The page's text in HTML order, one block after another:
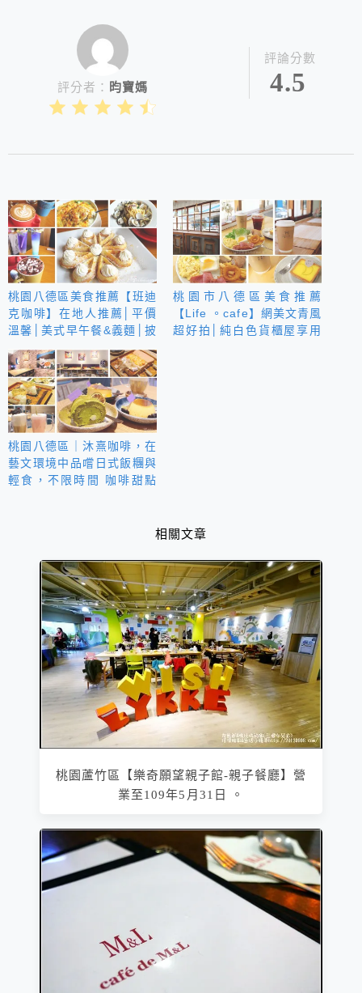
評分者： 昀寶媽
評論分數
4.5
桃園八德區美食推薦【班迪
克咖啡】在地人推薦│平價
溫馨│美式早午餐&義麵│披
薩&焗烤│咖啡鬆餅下午茶
桃園市八德區美食推薦
【Life 。cafe】網美文青風
超好拍│純白色貨櫃屋享用
桃園八德區｜沐熹咖啡，在
藝文環境中品嚐日式飯糰與
輕食，不限時間 咖啡甜點
相關文章
桃園蘆竹區【樂奇願望親子館-親子餐廳】營
業至109年5月31日 。